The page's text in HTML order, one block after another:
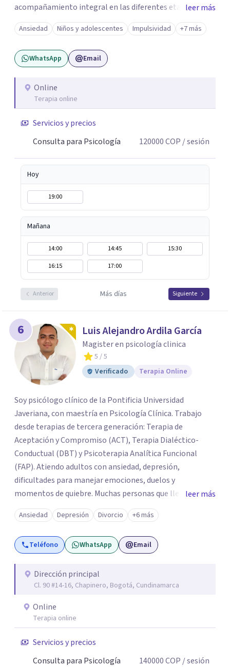
acompañamiento integral en las diferentes etapas de la
vida, adaptando la intervención a las necesidades de cada
momento del ciclo vital. Un espacio enteramente
confidencial y seguro, con flexibilidad de horarios y una
atención personalizada. Durante mi trayectoria los
y enfoque integral. Estoy a un mensaje de whatsapp si
necesitas orientación "Tu bienestar es la prioridad, sin
leer más
Ansiedad Niños y adolescentes Impulsividad +7 más
WhatsApp Email
Online
Terapia online
Servicios y precios
Consulta para Psicología
120000COP / sesión
Hoy
19:00
Mañana
14:00 14:45
15:30
16:15
17:00
Anterior Más días Siguiente
6 Luis Alejandro Ardila García
Magister en psicología clinica
5 / 5
Verificado
Terapia Online
Soy psicólogo clínico de la Pontificia Universidad
Javeriana, con maestría en Psicología Clínica. Trabajo
desde terapias de tercera generación: Terapia de
Aceptación y Compromiso (ACT), Terapia Dialéctico-
Conductual (DBT) y Psicoterapia Analítica Funcional
(FAP). Atiendo adultos con ansiedad, depresión,
dificultades para manejar emociones, duelos y
momentos de quiebre. Muchas personas que llegan a
consulta no solo cargan con un síntoma: sienten que sus
propias reacciones emocionales les complican más la
vida. Desde ahí trabajamos. No busco eliminar el
malestar a la fuerza. Prefiero entender qué lo sostiene y
forma presencial y también online.
leer más
Ansiedad Depresión Divorcio +6 más
Teléfono WhatsApp Email
Dirección principal
Cl. 90 #14-16, Chapinero, Bogotá, Cundinamarca
Online
Terapia online
Servicios y precios
Consulta para Psicología
140000COP / sesión